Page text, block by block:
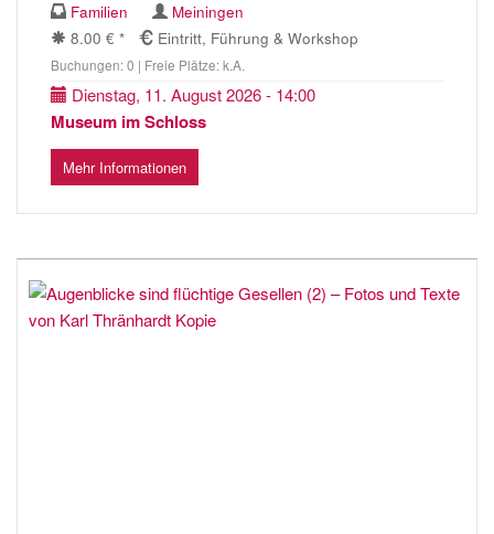
Familien
Meiningen
8.00 € *
Eintritt, Führung & Workshop
Buchungen: 0 | Freie Plätze: k.A.
Dienstag, 11. August 2026 - 14:00
Museum im Schloss
Mehr Informationen